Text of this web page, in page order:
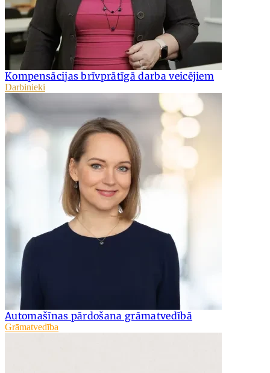
Kompensācijas brīvprātīgā darba veicējiem
Darbinieki
Automašīnas pārdošana grāmatvedībā
Grāmatvedība